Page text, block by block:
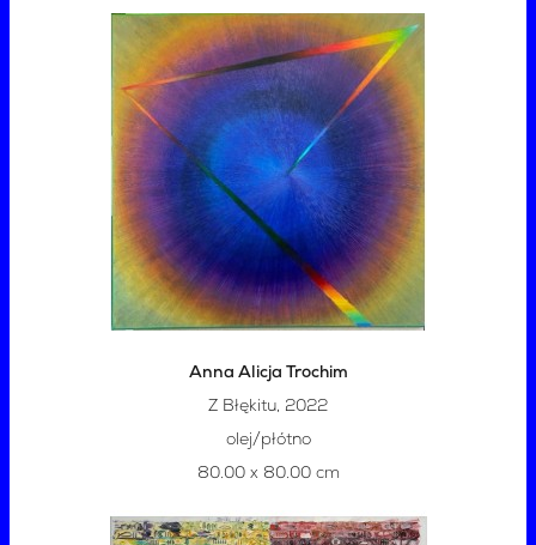
Anna Alicja Trochim
Z Błękitu, 2022
olej/płótno
80.00 x 80.00 cm